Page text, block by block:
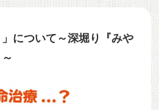
」について～深堀り『みや